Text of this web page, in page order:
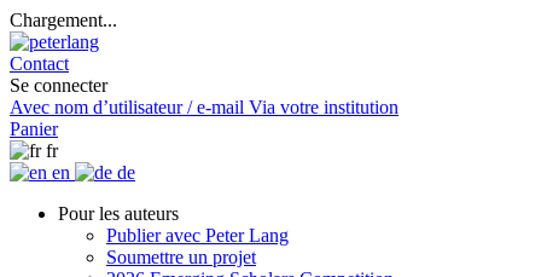
Chargement...
Contact
Se connecter
Avec nom d’utilisateur / e-mail Via votre institution
Panier
fr
en
de
Pour les auteurs
Publier avec Peter Lang
Soumettre un projet